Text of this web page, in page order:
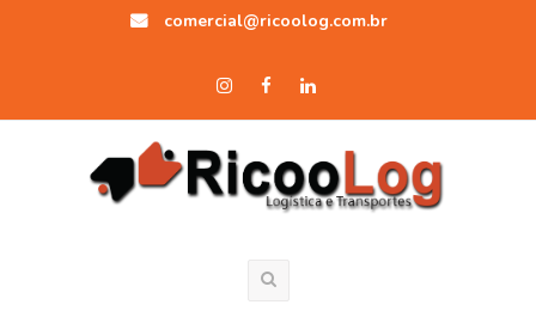
comercial@ricoolog.com.br